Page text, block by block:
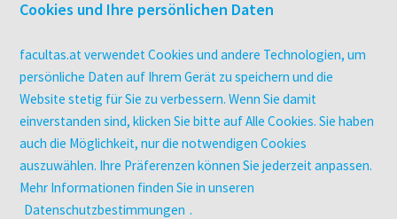
Druckerei facultas druckt.
Zeitschriften
Digitale Angebote
UNTERNEHMEN
Über facultas
facultas Kooperationen
Arbeiten bei facultas
Cookies und Ihre persönlichen Daten
facultas.at verwendet Cookies und andere Technologien, um
persönliche Daten auf Ihrem Gerät zu speichern und die
Website stetig für Sie zu verbessern. Wenn Sie damit
einverstanden sind, klicken Sie bitte auf Alle Cookies. Sie haben
auch die Möglichkeit, nur die notwendigen Cookies
auszuwählen. Ihre Präferenzen können Sie jederzeit anpassen.
Mehr Informationen finden Sie in unseren
Datenschutzbestimmungen .